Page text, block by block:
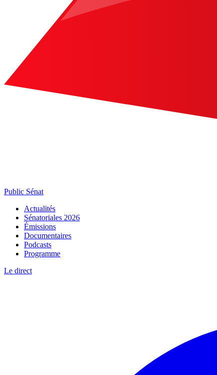
Public Sénat
Actualités
Sénatoriales 2026
Émissions
Documentaires
Podcasts
Programme
Le direct